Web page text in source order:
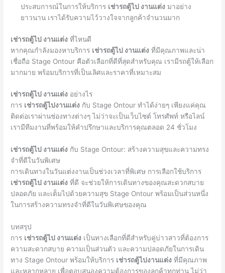
ประสบการณ์ในการให้บริการ เช่ารถตู้ไป งานแต่ง มาอย่าง
ยาวนาน เราได้รับความไว้วางใจจากลูกค้าจำนวนมาก
เช่ารถตู้ไป งานแต่ง ที่ไหนดี
หากคุณกำลังมองหาบริการ เช่ารถตู้ไป งานแต่ง ที่มีคุณภาพและน่า
เชื่อถือ Stage Ontour คือตัวเลือกที่ดีที่สุดสำหรับคุณ เรามีรถตู้ให้เลือก
มากมาย พร้อมบริการที่เป็นเลิศและราคาที่เหมาะสม
เช่ารถตู้ไป งานแต่ง อย่างไร
การ เช่ารถตู้ไปงานแต่ง กับ Stage Ontour ทำได้ง่ายๆ เพียงแค่คุณ
ติดต่อเราผ่านช่องทางต่างๆ ไม่ว่าจะเป็นเว็บไซต์ โทรศัพท์ หรือไลน์
เรามีทีมงานที่พร้อมให้คำปรึกษาและบริการคุณตลอด 24 ชั่วโมง
เช่ารถตู้ไป งานแต่ง กับ Stage Ontour: สร้างความสุขและความทรง
จำที่ดีในวันพิเศษ
การเดินทางในวันแต่งงานเป็นช่วงเวลาที่พิเศษ การเลือกใช้บริการ
เช่ารถตู้ไป งานแต่ง ที่ดี จะช่วยให้การเดินทางของคุณสะดวกสบาย
ปลอดภัย และเต็มไปด้วยความสุข Stage Ontour พร้อมเป็นส่วนหนึ่ง
ในการสร้างความทรงจำที่ดีในวันพิเศษของคุณ
บทสรุป
การ เช่ารถตู้ไป งานแต่ง เป็นทางเลือกที่ดีสำหรับคู่บ่าวสาวที่ต้องการ
ความสะดวกสบาย ความเป็นส่วนตัว และความปลอดภัยในการเดิน
ทาง Stage Ontour พร้อมให้บริการ เช่ารถตู้ไปงานแต่ง ที่มีคุณภาพ
และหลากหลาย เพื่อตอบสนองความต้องการของลูกค้าทุกท่าน ไม่ว่า